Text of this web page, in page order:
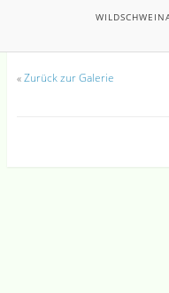
«Zurück zur Galerie